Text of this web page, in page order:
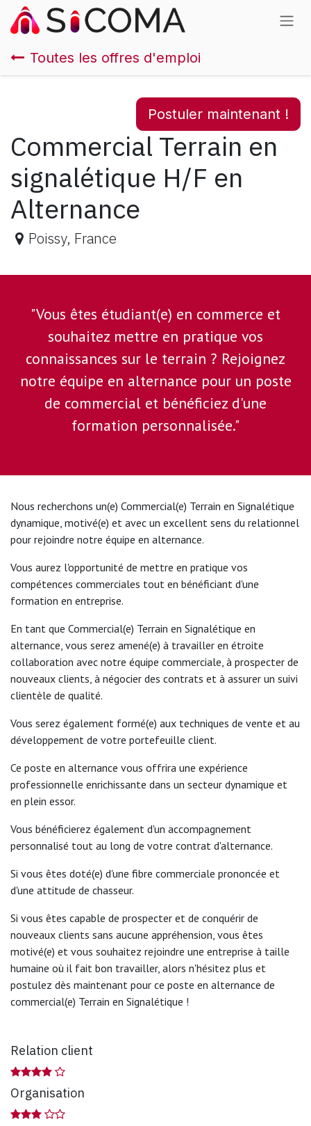
Se rendre au contenu
Toutes les offres d'emploi
Postuler maintenant !
Commercial Terrain en
signalétique H/F en
Alternance
Poissy, France
"Vous êtes étudiant(e) en commerce et
souhaitez mettre en pratique vos
connaissances sur le terrain ? Rejoignez
notre équipe en alternance pour un poste
de commercial et bénéficiez d'une
formation personnalisée."
Nous recherchons un(e) Commercial(e) Terrain en Signalétique
dynamique, motivé(e) et avec un excellent sens du relationnel
pour rejoindre notre équipe en alternance.
Vous aurez l'opportunité de mettre en pratique vos
compétences commerciales tout en bénéficiant d'une
formation en entreprise.
En tant que Commercial(e) Terrain en Signalétique en
alternance, vous serez amené(e) à travailler en étroite
collaboration avec notre équipe commerciale, à prospecter de
nouveaux clients, à négocier des contrats et à assurer un suivi
clientèle de qualité.
Vous serez également formé(e) aux techniques de vente et au
développement de votre portefeuille client.
Ce poste en alternance vous offrira une expérience
professionnelle enrichissante dans un secteur dynamique et
en plein essor.
Vous bénéficierez également d'un accompagnement
personnalisé tout au long de votre contrat d'alternance.
Si vous êtes doté(e) d'une fibre commerciale prononcée et
d'une attitude de chasseur.
Si vous êtes capable de prospecter et de conquérir de
nouveaux clients sans aucune appréhension, vous êtes
motivé(e) et vous souhaitez rejoindre une entreprise à taille
humaine où il fait bon travailler, alors n'hésitez plus et
postulez dès maintenant pour ce poste en alternance de
commercial(e) Terrain en Signalétique !
Relation client
Organisation